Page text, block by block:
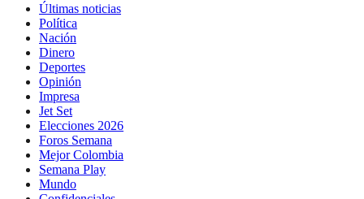
Últimas noticias
Política
Nación
Dinero
Deportes
Opinión
Impresa
Jet Set
Elecciones 2026
Foros Semana
Mejor Colombia
Semana Play
Mundo